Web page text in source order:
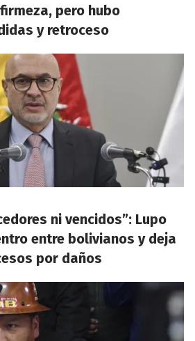
pero hubo
y retroceso
ni vencidos”: Lupo
entre bolivianos y deja
por daños